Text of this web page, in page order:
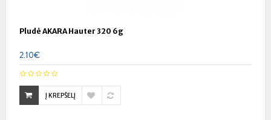
Pludė AKARA Hauter 320 6g
2.10€
Į KREPŠELĮ